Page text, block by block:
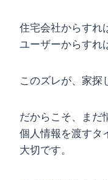
住宅会社からすれ
ユーザーからすれ
このズレが、家探
だからこそ、まだ
個人情報を渡すタ
大切です。